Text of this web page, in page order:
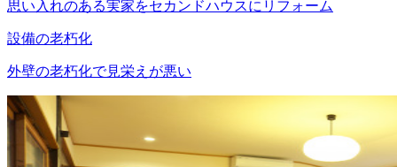
思い入れのある実家をセカンドハウスにリフォーム
設備の老朽化
外壁の老朽化で見栄えが悪い